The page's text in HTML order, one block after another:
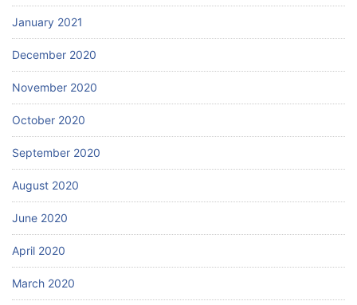
January 2021
December 2020
November 2020
October 2020
September 2020
August 2020
June 2020
April 2020
March 2020